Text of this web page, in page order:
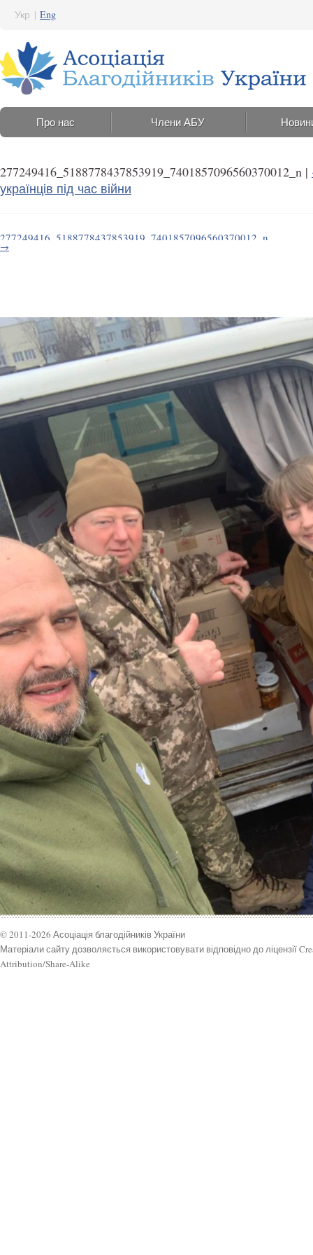
Укр | Eng
Про нас Члени АБУ
277249416_5188778437853919_7401857096560370012_n |
українців під час війни
277249416_5188778437853919_7401857096560370012_n
13 Квітня 2022 2:18
→
© 2011-2026 Асоціація благодійників України
Матеріали сайту дозволяється використовувати відповідно до ліцензії
Attribution/Share-Alike